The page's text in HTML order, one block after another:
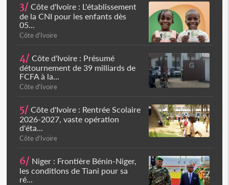
3/ Côte d'Ivoire : L'établissement
de la CNI pour les enfants dès
05...
Côte d'Ivoire
4/ Côte d'Ivoire : Présumé
détournement de 39 milliards de
FCFA à la...
Côte d'Ivoire
5/ Côte d'Ivoire : Rentrée Scolaire
2026-2027, vaste opération
d'éta...
Côte d'Ivoire
6/ Niger : Frontière Bénin-Niger,
les conditions de Tiani pour sa
ré...